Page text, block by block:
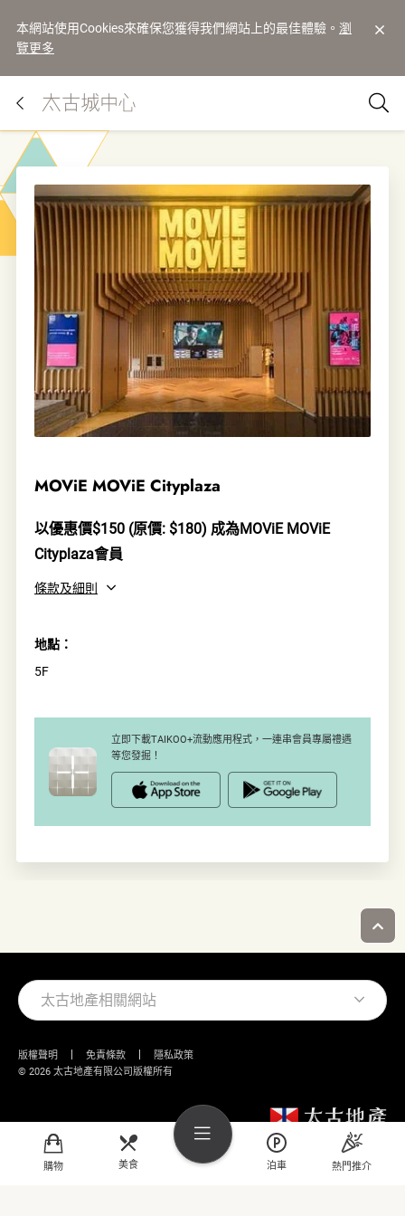
本網站使用Cookies來確保您獲得我們網站上的最佳體驗。 瀏
覽更多
MOViE MOViE Cityplaza
以優惠價$150 (原價: $180) 成為MOViE MOViE
Cityplaza會員
條款及細則
地點：
5F
立即下載TAIKOO+流動應用程式，一連串會員專屬禮遇
等您發掘！
太古地產相關網站
版權聲明 免責條款
隱私政策
© 2026 太古地產有限公司版權所有
購物 美食 泊車 熱門推介